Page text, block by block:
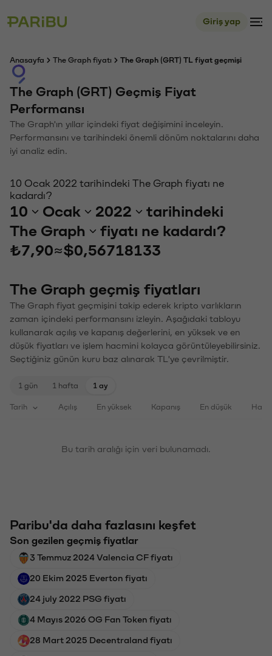
Giriş yap
Anasayfa The Graph fiyatı The Graph (GRT) TL fiyat geçmişi
The Graph (GRT) Geçmiş Fiyat
Performansı
The Graph'ın yıllar içindeki fiyat değişimini inceleyin.
Performansını ve tarihindeki önemli dönüm noktalarını daha
iyi analiz edin.
10 Ocak 2022 tarihindeki The Graph fiyatı ne
kadardı?
10 Ocak 2022
tarihindeki
The Graph
fiyatı ne kadardı?
₺7,90≈$0,56718133
The Graph geçmiş fiyatları
The Graph fiyat geçmişini takip ederek kripto varlıkların
zaman içindeki performansını izleyin. Aşağıdaki tabloyu
kullanarak açılış ve kapanış değerlerini, en yüksek ve en
düşük fiyatları ve işlem hacmini kolayca görüntüleyebilirsiniz.
Seçtiğiniz günün kuru baz alınarak TL'ye çevrilmiştir.
1 gün 1 hafta 1 ay
Tarih Açılış En yüksek Kapanış En düşük
Bu tarih aralığı için veri bulunamadı.
Paribu'da daha fazlasını keşfet
Son gezilen geçmiş fiyatlar
3 Temmuz 2024 Valencia CF fiyatı
20 Ekim 2025 Everton fiyatı
24 july 2022 PSG fiyatı
4 Mayıs 2026 OG Fan Token fiyatı
28 Mart 2025 Decentraland fiyatı